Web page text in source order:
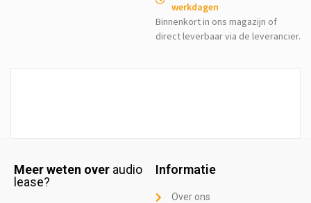
werkdagen
Binnenkort in ons magazijn of
direct leverbaar via de leverancier.
Meer weten over audio
lease?
Informatie
Over ons